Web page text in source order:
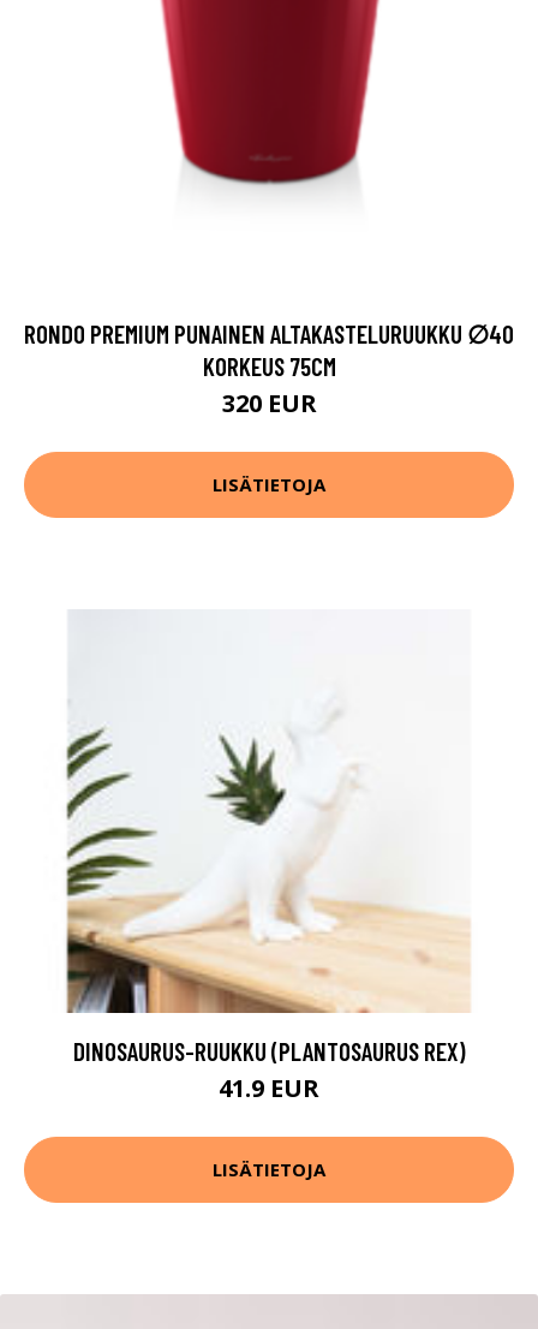
RONDO PREMIUM PUNAINEN ALTAKASTELURUUKKU ∅40
KORKEUS 75CM
320 EUR
LISÄTIETOJA
DINOSAURUS-RUUKKU (PLANTOSAURUS REX)
41.9 EUR
LISÄTIETOJA